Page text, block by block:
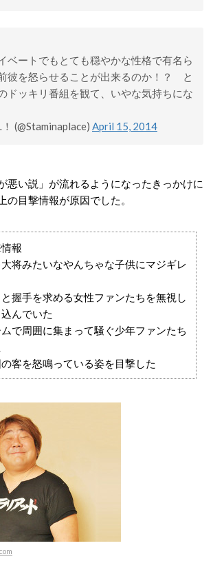
ベートでもとても穏やかな性格で有名ら
彼を怒らせることが出来るのか！？ と
ドッキリ番組を観て、いやな気持ちにな
(@Staminaplace) April 15, 2014
悪い説」が流れるようになったきっかけに
の目撃情報が原因でした。
報
大将みたいなやんちゃな子供にマジギレ
と握手を求める女性ファンたちを無視し
んでいた
ムで周囲に集まって騒ぐ少年ファンたち
の客を怒鳴っている姿を目撃した